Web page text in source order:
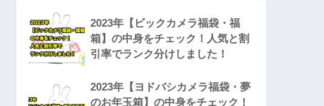
2023年【ビックカメラ福袋・福
箱】の中身をチェック！人気と割
引率でランク分けしました！
2023年【ヨドバシカメラ福袋・夢
のお年玉箱】の中身をチェック！